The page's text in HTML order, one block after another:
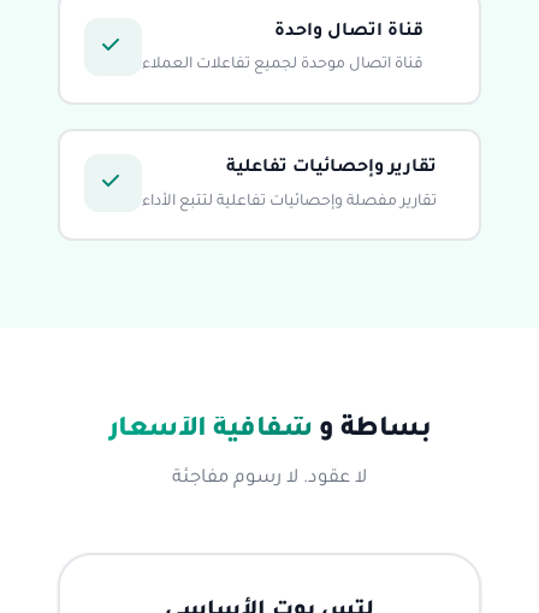
قناة اتصال واحدة
قناة اتصال موحدة لجميع تفاعلات العملاء
تقارير وإحصائيات تفاعلية
تقارير مفصلة وإحصائيات تفاعلية لتتبع الأداء
بساطة و شفافية الأسعار
لا عقود. لا رسوم مفاجئة